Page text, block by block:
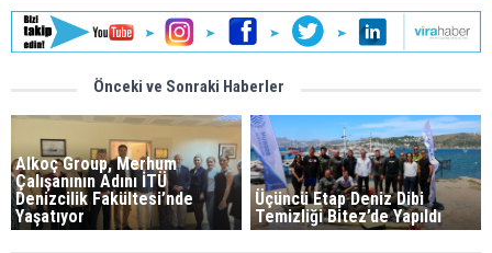
Önceki ve Sonraki Haberler
Alkoç Group, Merhum
Çalışanının Adını İTÜ
Denizcilik Fakültesi’nde
Yaşatıyor
Üçüncü Etap Deniz Dibi
Temizliği Bitez’de Yapıldı